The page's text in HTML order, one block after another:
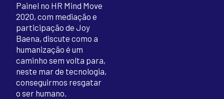
Painel no HR Mind Move
2020, com mediação e
participação de Joy
Baena, discute como a
humanização é um
caminho sem volta para,
neste mar de tecnologia,
conseguirmos resgatar
o ser humano.